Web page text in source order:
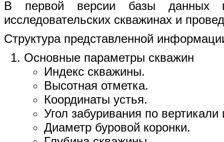
В первой версии базы данных
исследовательских скважинах и
Структура представленной
Основные параметры скважин
Индекс скважины.
Высотная отметка.
Координаты устья.
Угол забуривания по вертикали
Диаметр буровой коронки.